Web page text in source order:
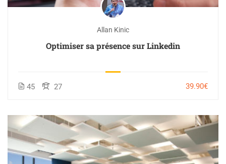
Allan Kinic
Optimiser sa présence sur Linkedin
45 27 39.90€